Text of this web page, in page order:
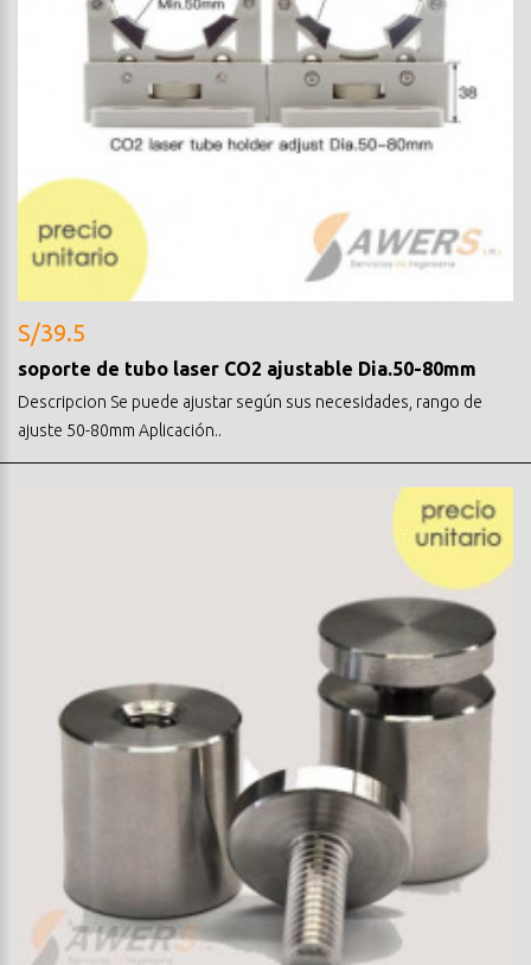
S/39.5
soporte de tubo laser CO2 ajustable Dia.50-80mm
Descripcion Se puede ajustar según sus necesidades, rango de
ajuste 50-80mm Aplicación..